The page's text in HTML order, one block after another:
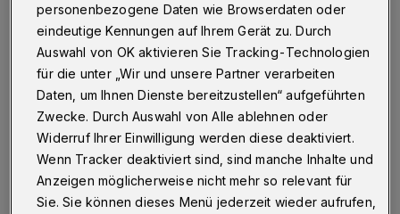
Wuppertal·Die CDU Wuppertal hat Mitglieder und
Freunde zu einer Informations- und
Diskussionsveranstaltung zum Koalitionsvertrag mit der
SPD eingeladen. Sie findet am Samstag (24. Februar
2018) um 10 Uhr im Saal der Christdemokraten in der
Lindenstraße statt.
21.02.2018 , 20:49 Uhr Eine Minute Lesezeit
personenbezogene Daten wie Browserdaten oder
eindeutige Kennungen auf Ihrem Gerät zu. Durch
Auswahl von OK aktivieren Sie Tracking-Technologien
für die unter „Wir und unsere Partner verarbeiten
Daten, um Ihnen Dienste bereitzustellen“ aufgeführten
Zwecke. Durch Auswahl von Alle ablehnen oder
Widerruf Ihrer Einwilligung werden diese deaktiviert.
Wenn Tracker deaktiviert sind, sind manche Inhalte und
Anzeigen möglicherweise nicht mehr so relevant für
Sie. Sie können dieses Menü jederzeit wieder aufrufen,